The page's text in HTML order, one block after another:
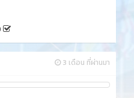
3 เดือน ที่ผ่านมา